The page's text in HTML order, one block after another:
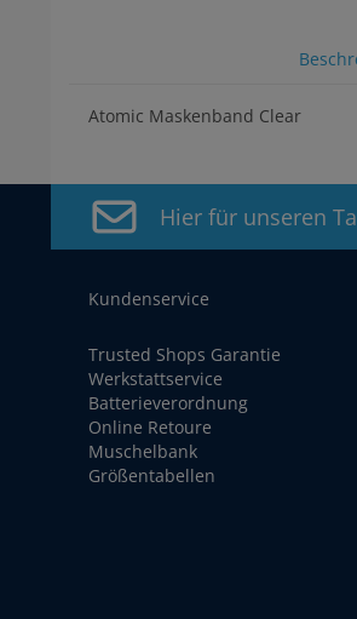
Atomic Maskenband Clear
Hier für unseren
Kundenservice
Trusted Shops Garantie
Werkstattservice
Batterieverordnung
Online Retoure
Muschelbank
Größentabellen